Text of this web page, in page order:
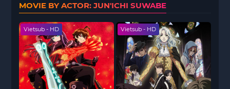
MOVIE BY ACTOR: JUN'ICHI SUWABE
Vietsub - HD Vietsub - HD